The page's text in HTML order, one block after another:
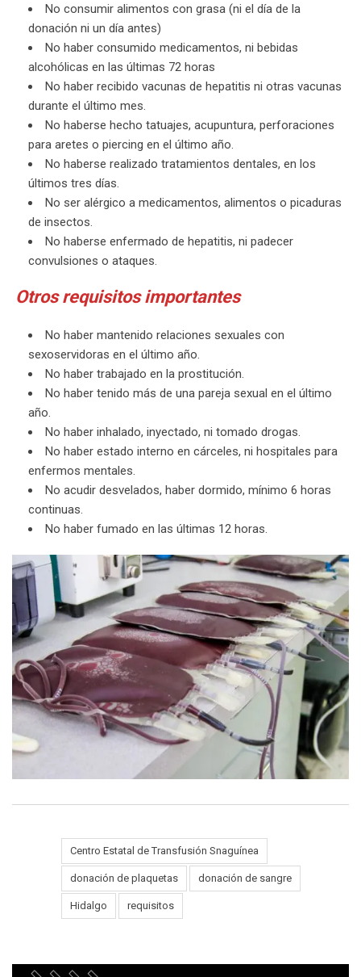
No consumir alimentos con grasa (ni el día de la
donación ni un día antes)
No haber consumido medicamentos, ni bebidas
alcohólicas en las últimas 72 horas
No haber recibido vacunas de hepatitis ni otras vacunas
durante el último mes.
No haberse hecho tatuajes, acupuntura, perforaciones
para aretes o piercing en el último año.
No haberse realizado tratamientos dentales, en los
últimos tres días.
No ser alérgico a medicamentos, alimentos o picaduras
de insectos.
No haberse enfermado de hepatitis, ni padecer
convulsiones o ataques.
Otros requisitos importantes
No haber mantenido relaciones sexuales con
sexoservidoras en el último año.
No haber trabajado en la prostitución.
No haber tenido más de una pareja sexual en el último
año.
No haber inhalado, inyectado, ni tomado drogas.
No haber estado interno en cárceles, ni hospitales para
enfermos mentales.
No acudir desvelados, haber dormido, mínimo 6 horas
continuas.
No haber fumado en las últimas 12 horas.
Centro Estatal de Transfusión Snaguínea
donación de plaquetas donación de sangre
Hidalgo requisitos